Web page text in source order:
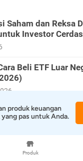
Produk
Saham dan Reksa
Investor Cerdas
Beli ETF Luar
Rendah,
Reksa Dana?
Lagi Merah? Ini
produk keuangan
pas untuk Anda.